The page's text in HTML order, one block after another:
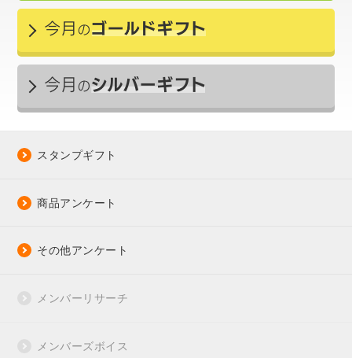
スタンプギフト
商品アンケート
その他アンケート
メンバーリサーチ
メンバーズボイス